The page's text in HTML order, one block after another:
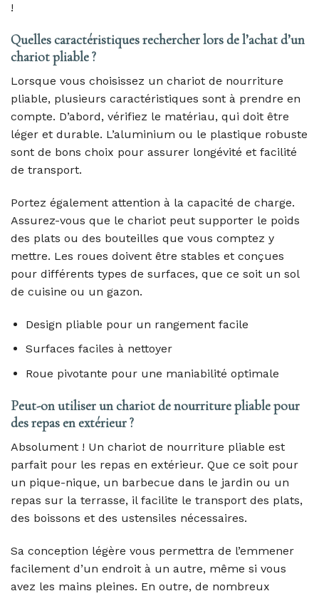
!
Quelles caractéristiques rechercher lors de l’achat d’un
chariot pliable ?
Lorsque vous choisissez un chariot de nourriture
pliable, plusieurs caractéristiques sont à prendre en
compte. D’abord, vérifiez le matériau, qui doit être
léger et durable. L’aluminium ou le plastique robuste
sont de bons choix pour assurer longévité et facilité
de transport.
Portez également attention à la capacité de charge.
Assurez-vous que le chariot peut supporter le poids
des plats ou des bouteilles que vous comptez y
mettre. Les roues doivent être stables et conçues
pour différents types de surfaces, que ce soit un sol
de cuisine ou un gazon.
Design pliable pour un rangement facile
Surfaces faciles à nettoyer
Roue pivotante pour une maniabilité optimale
Peut-on utiliser un chariot de nourriture pliable pour
des repas en extérieur ?
Absolument ! Un chariot de nourriture pliable est
parfait pour les repas en extérieur. Que ce soit pour
un pique-nique, un barbecue dans le jardin ou un
repas sur la terrasse, il facilite le transport des plats,
des boissons et des ustensiles nécessaires.
Sa conception légère vous permettra de l’emmener
facilement d’un endroit à un autre, même si vous
avez les mains pleines. En outre, de nombreux